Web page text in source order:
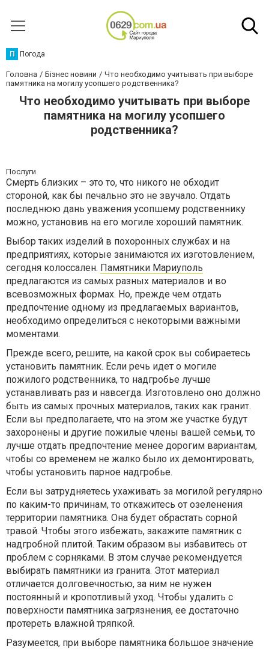
П Погода
Головна Бізнес новини
Что необходимо учитывать при выборе
памятника на могилу усопшего родственника?
Что необходимо учитывать при выборе
памятника на могилу усопшего
родственника?
Послуги
Смерть близких – это то, что никого не обходит
стороной, как бы печально это не звучало. Отдать
последнюю дань уважения усопшему родственнику
можно, установив на его могиле хороший памятник.
Выбор таких изделий в похоронных службах и на
предприятиях, которые занимаются их изготовлением,
сегодня колоссален. Памятники Мариуполь
предлагаются из самых разных материалов и во
всевозможных формах. Но, прежде чем отдать
предпочтение одному из предлагаемых вариантов,
необходимо определиться с некоторыми важными
моментами.
Прежде всего, решите, на какой срок вы собираетесь
установить памятник. Если речь идет о могиле
пожилого родственника, то надгробье лучше
устанавливать раз и навсегда. Изготовлено оно должно
быть из самых прочных материалов, таких как гранит.
Если вы предполагаете, что на этом же участке будут
захоронены и другие пожилые члены вашей семьи, то
лучше отдать предпочтение менее дорогим вариантам,
чтобы со временем не жалко было их демонтировать,
чтобы установить парное надгробье.
Если вы затрудняетесь ухаживать за могилой регулярно
по каким-то причинам, то откажитесь от озеленения
территории памятника. Она будет обрастать сорной
травой. Чтобы этого избежать, закажите памятник с
надгробной плитой. Таким образом вы избавитесь от
проблем с сорняками. В этом случае рекомендуется
выбирать памятники из гранита. Этот материал
отличается долговечностью, за ним не нужен
постоянный и кропотливый уход. Чтобы удалить с
поверхности памятника загрязнения, ее достаточно
протереть влажной тряпкой.
Разумеется, при выборе памятника большое значение